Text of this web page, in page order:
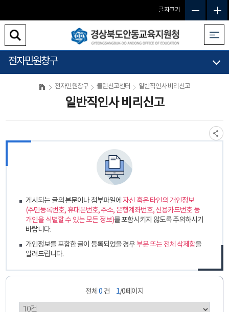
글자크기
전자민원창구
전자민원창구 클린신고센터 일반직인사 비리신고
일반직인사 비리신고
게시되는 글의 본문이나 첨부파일에자신 혹은 타인의 개인정보
(주민등록번호, 휴대폰번호, 주소, 은행계좌번호, 신용카드번호 등
개인을 식별할 수 있는 모든 정보)를 포함시키지 않도록 주의하시기
바랍니다.
개인정보를 포함한 글이 등록되었을 경우부분 또는 전체 삭제함을
알려드립니다.
전체0 건 1/0페이지